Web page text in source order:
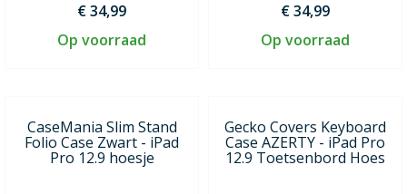
€ 34,99
Op voorraad
€ 34,99
Op voorraad
CaseMania Slim Stand
Folio Case Zwart - iPad
Pro 12.9 hoesje
Gecko Covers Keyboard
Case AZERTY - iPad Pro
12.9 Toetsenbord Hoes